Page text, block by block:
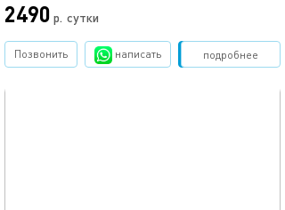
2490 р. сутки
подробнее
Позвонить написать Забронировать